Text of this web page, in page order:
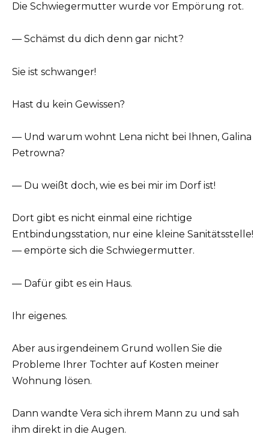
Die Schwiegermutter wurde vor Empörung rot.
— Schämst du dich denn gar nicht?
Sie ist schwanger!
Hast du kein Gewissen?
— Und warum wohnt Lena nicht bei Ihnen, Galina
Petrowna?
— Du weißt doch, wie es bei mir im Dorf ist!
Dort gibt es nicht einmal eine richtige
Entbindungsstation, nur eine kleine Sanitätsstelle!
— empörte sich die Schwiegermutter.
— Dafür gibt es ein Haus.
Ihr eigenes.
Aber aus irgendeinem Grund wollen Sie die
Probleme Ihrer Tochter auf Kosten meiner
Wohnung lösen.
Dann wandte Vera sich ihrem Mann zu und sah
ihm direkt in die Augen.